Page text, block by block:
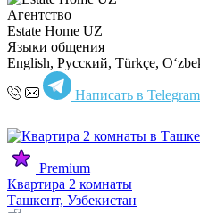
Агентство
Estate Home UZ
Языки общения
English, Русский, Türkçe,
Написать в Telegram
Premium
Квартира 2 комнаты
Ташкент, Узбекистан